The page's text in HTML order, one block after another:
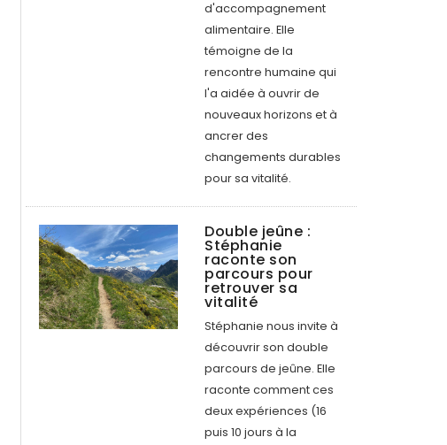
d'accompagnement
alimentaire. Elle
témoigne de la
rencontre humaine qui
l'a aidée à ouvrir de
nouveaux horizons et à
ancrer des
changements durables
pour sa vitalité.
Double jeûne :
Stéphanie
raconte son
parcours pour
retrouver sa
vitalité
Stéphanie nous invite à
découvrir son double
parcours de jeûne. Elle
raconte comment ces
deux expériences (16
puis 10 jours à la